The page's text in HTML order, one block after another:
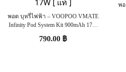
พอต บุหรี่ไฟฟ้า – VOOPOO VMATE
Infinity Pod System Kit 900mAh 17W
790.00 ฿
พอ